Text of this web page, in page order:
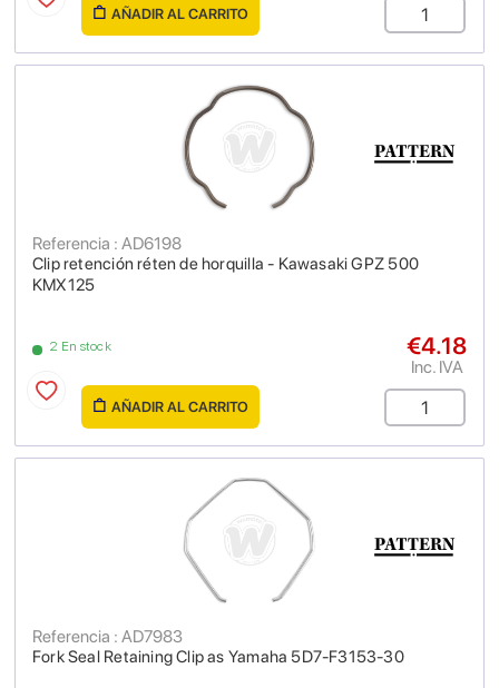
AÑADIR AL CARRITO
Clip retención réten de horquilla - Kawasaki GPZ 500
KMX125
Referencia : AD6198
2 En stock €4.18
Inc. IVA
AÑADIR AL CARRITO
Fork Seal Retaining Clip as Yamaha 5D7-F3153-30
Referencia : AD7983